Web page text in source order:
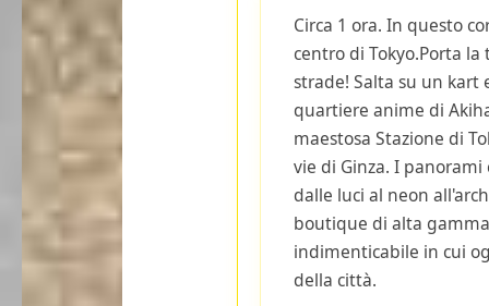
Circa 1 ora. In questo
centro di Tokyo.Porta
strade! Salta su un kart
quartiere anime di
maestosa Stazione di
vie di Ginza. I
dalle luci al neon
boutique di alta
indimenticabile in cui
della città.